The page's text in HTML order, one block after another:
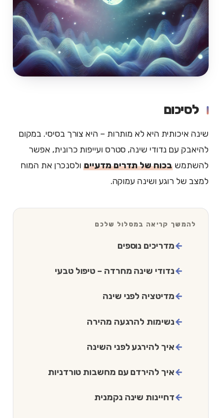
לסיכום
שינה איכותית היא לא מותרות – היא צורך בסיסי. במקום
להיאבק עם נדודי שינה, סטרס ועייפות כרונית, אפשר
להשתמש בכוח של תדרים מדעיים ולסנכרן את המוח
למצב של רוגע ושינה עמוקה.
להמשך קריאה במסלול שלכם
מדריכים נוספים
נדודי שינה מחרדה – טיפול טבעי
מדיטציה לפני שינה
נשימות להרגעה מהירה
איך להירגע לפני השינה
איך להירדם עם מחשבות טורדניות
דחיינות שינה נקמנית